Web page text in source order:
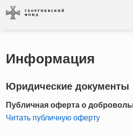
Информация
Юридические документы
Публичная оферта о
Читать публичную оферту